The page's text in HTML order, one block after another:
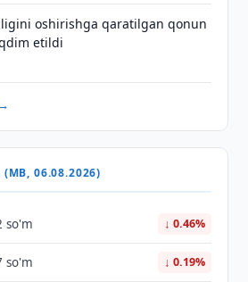
oshirishga qaratilgan qonun
etildi
(MB, 06.08.2026)
so'm ↓ 0.46%
so'm ↓ 0.19%